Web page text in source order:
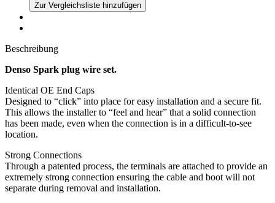
Zur Vergleichsliste hinzufügen
Beschreibung
Denso Spark plug wire set.
Identical OE End Caps
Designed to “click” into place for easy installation and a secure fit.
This allows the installer to “feel and hear” that a solid connection
has been made, even when the connection is in a difficult-to-see
location.
Strong Connections
Through a patented process, the terminals are attached to provide an
extremely strong connection ensuring the cable and boot will not
separate during removal and installation.